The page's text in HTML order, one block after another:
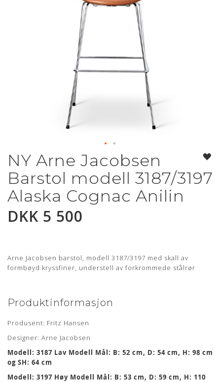
Gå
til
begynnelsen
av
bildegalleri
NY Arne Jacobsen
Barstol modell 3187/3197
Alaska Cognac Anilin
DKK 5 500
Arne Jacobsen barstol, modell 3187/3197 med skall av
formbøyd kryssfiner, understell av forkrommede stålrør
Produktinformasjon
Produsent: Fritz Hansen
Designer: Arne Jacobsen
Modell: 3187 Lav Modell Mål: B: 52 cm, D: 54 cm, H: 98 cm
og SH: 64 cm
Modell: 3197 Høy Modell Mål: B: 53 cm, D: 59 cm, H: 110